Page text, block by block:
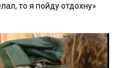
то я пойду отдохну»